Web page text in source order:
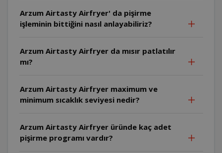
Arzum Airtasty Airfryer' da pişirme
işleminin bittiğini nasıl anlayabiliriz?
Arzum Airtasty Airfryer da mısır patlatılır
mı?
Arzum Airtasty Airfryer maximum ve
minimum sıcaklık seviyesi nedir?
Arzum Airtasty Airfryer üründe kaç adet
pişirme programı vardır?